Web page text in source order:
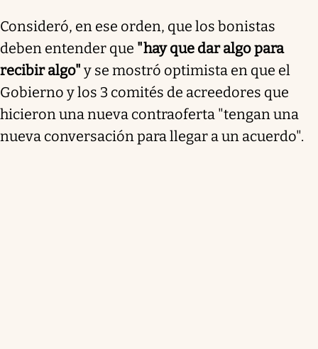
Consideró, en ese orden, que los bonistas
deben entender que "hay que dar algo para
recibir algo" y se mostró optimista en que el
Gobierno y los 3 comités de acreedores que
hicieron una nueva contraoferta "tengan una
nueva conversación para llegar a un acuerdo".